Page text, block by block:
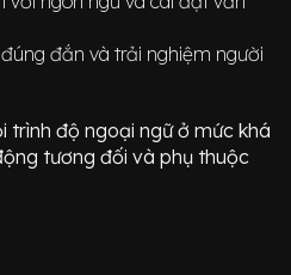
đắn và trải nghiệm người
trình độ ngoại ngữ ở mứckhá
tương đối và phụ thuộc